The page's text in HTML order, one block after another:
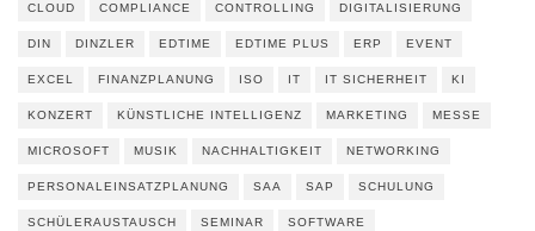
CLOUD COMPLIANCE CONTROLLING DIGITALISIERUNG
DIN DINZLER EDTIME EDTIME PLUS ERP EVENT
EXCEL FINANZPLANUNG ISO IT IT SICHERHEIT KI
KONZERT KÜNSTLICHE INTELLIGENZ MARKETING MESSE
MICROSOFT MUSIK NACHHALTIGKEIT NETWORKING
PERSONALEINSATZPLANUNG SAA SAP SCHULUNG
SCHÜLERAUSTAUSCH SEMINAR SOFTWARE